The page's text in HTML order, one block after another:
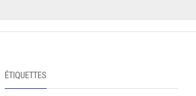
ÉTIQUETTES